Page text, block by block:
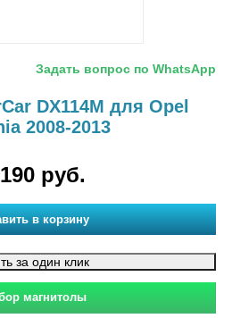
Задать вопрос по WhatsApp
DX114M для Opel
2008-2013
руб.